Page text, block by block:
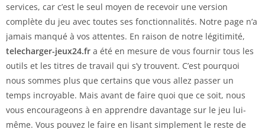
services, car c’est le seul moyen de recevoir une version
complète du jeu avec toutes ses fonctionnalités. Notre page n’a
jamais manqué à vos attentes. En raison de notre légitimité,
telecharger-jeux24.fr a été en mesure de vous fournir tous les
outils et les titres de travail qui s’y trouvent. C’est pourquoi
nous sommes plus que certains que vous allez passer un
temps incroyable. Mais avant de faire quoi que ce soit, nous
vous encourageons à en apprendre davantage sur le jeu lui-
même. Vous pouvez le faire en lisant simplement le reste de